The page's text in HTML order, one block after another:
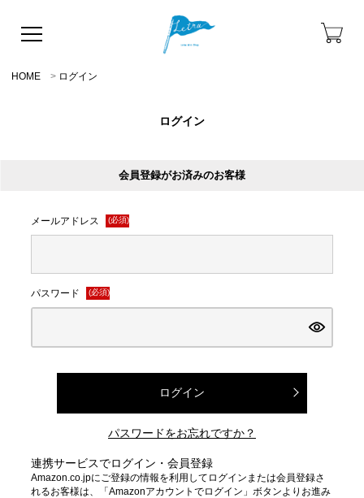
HOME ログイン
ログイン
会員登録がお済みのお客様
メールアドレス (必須)
パスワード (必須)
ログイン
パスワードをお忘れですか？
連携サービスでログイン・会員登録
Amazon.co.jpにご登録の情報を利用してログインまたは会員登録さ
れるお客様は、「Amazonアカウントでログイン」ボタンよりお進み